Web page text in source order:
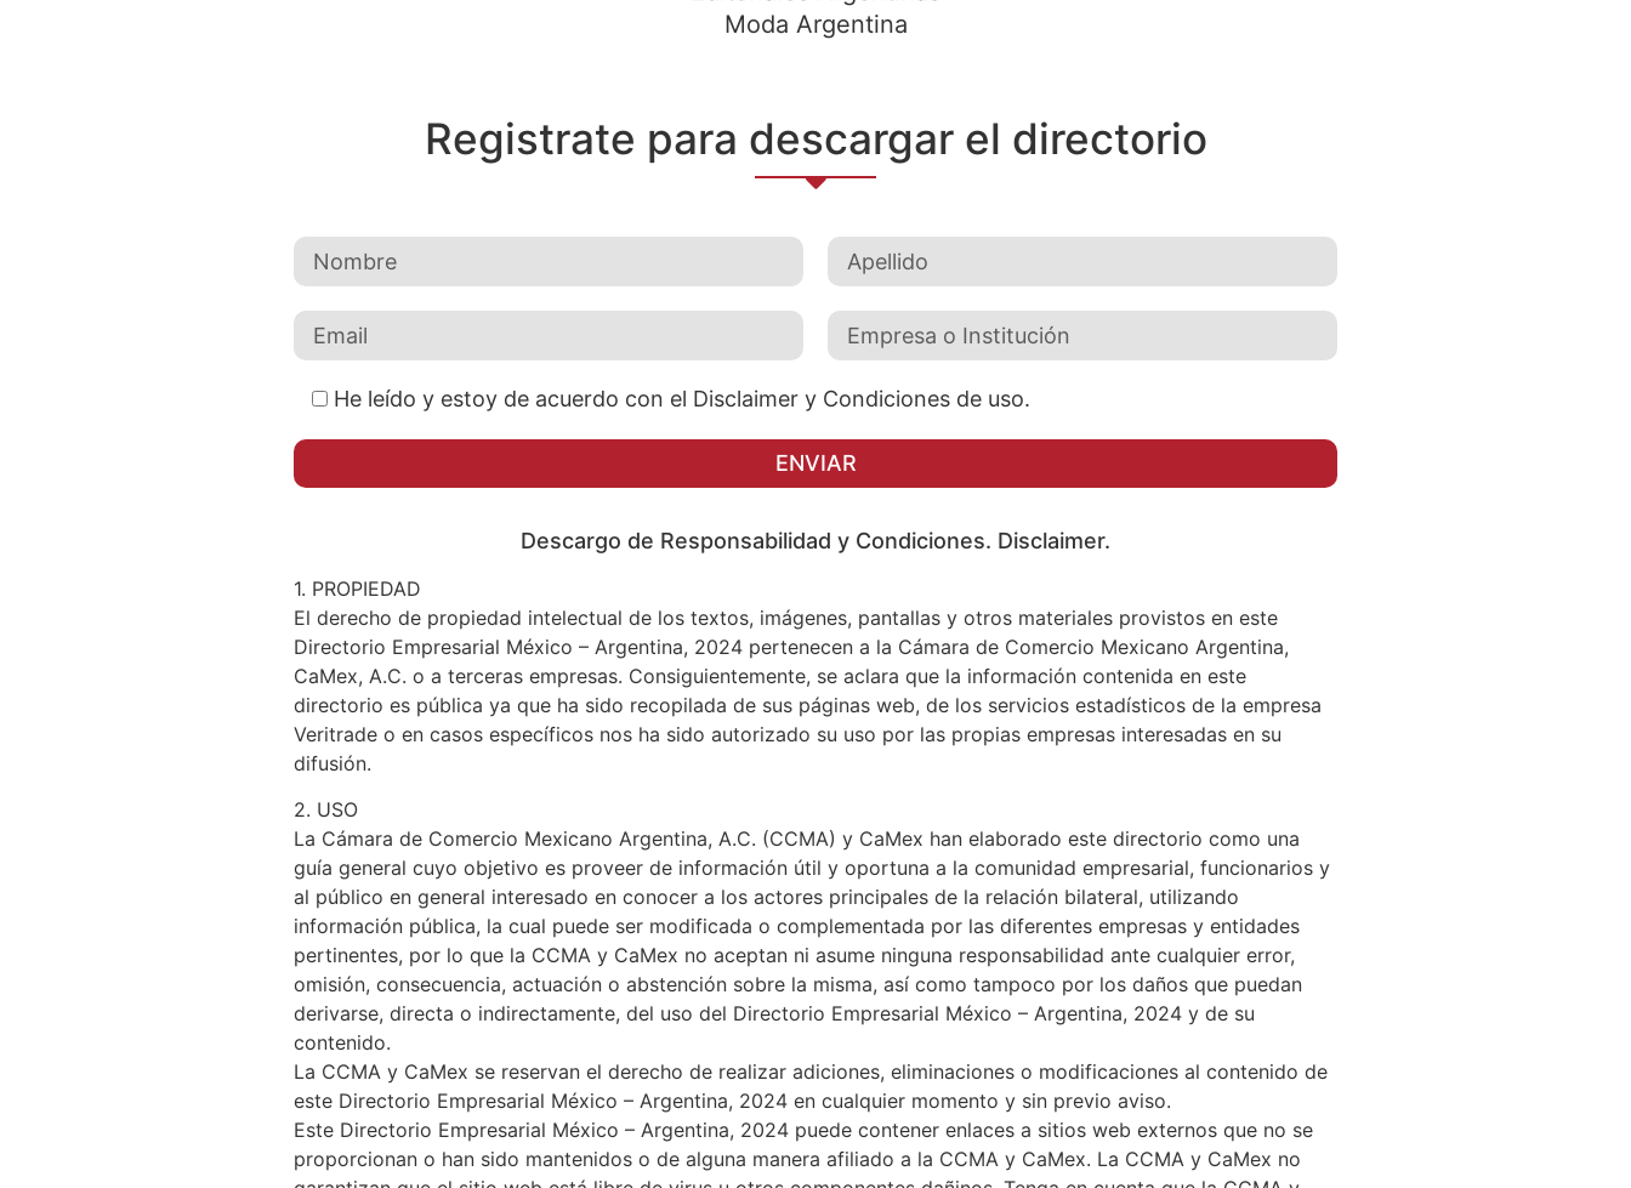
Moda Argentina
Registrate para descargar el directorio
He leído y estoy de acuerdo con el Disclaimer y Condiciones de uso.
ENVIAR
Descargo de Responsabilidad y Condiciones. Disclaimer.
1. PROPIEDAD
El derecho de propiedad intelectual de los textos, imágenes, pantallas y otros materiales provistos en este
Directorio Empresarial México – Argentina, 2024 pertenecen a la Cámara de Comercio Mexicano Argentina,
CaMex, A.C. o a terceras empresas. Consiguientemente, se aclara que la información contenida en este
directorio es pública ya que ha sido recopilada de sus páginas web, de los servicios estadísticos de la empresa
Veritrade o en casos específicos nos ha sido autorizado su uso por las propias empresas interesadas en su
difusión.
2. USO
La Cámara de Comercio Mexicano Argentina, A.C. (CCMA) y CaMex han elaborado este directorio como una
guía general cuyo objetivo es proveer de información útil y oportuna a la comunidad empresarial, funcionarios y
al público en general interesado en conocer a los actores principales de la relación bilateral, utilizando
información pública, la cual puede ser modificada o complementada por las diferentes empresas y entidades
pertinentes, por lo que la CCMA y CaMex no aceptan ni asume ninguna responsabilidad ante cualquier error,
omisión, consecuencia, actuación o abstención sobre la misma, así como tampoco por los daños que puedan
derivarse, directa o indirectamente, del uso del Directorio Empresarial México – Argentina, 2024 y de su
contenido.
La CCMA y CaMex se reservan el derecho de realizar adiciones, eliminaciones o modificaciones al contenido de
este Directorio Empresarial México – Argentina, 2024 en cualquier momento y sin previo aviso.
Este Directorio Empresarial México – Argentina, 2024 puede contener enlaces a sitios web externos que no se
proporcionan o han sido mantenidos o de alguna manera afiliado a la CCMA y CaMex. La CCMA y CaMex no